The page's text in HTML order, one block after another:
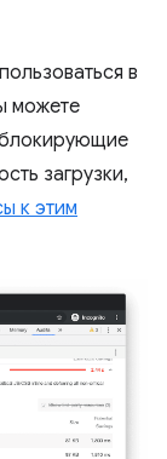
в
можете
блокирующие
загрузки,
к этим